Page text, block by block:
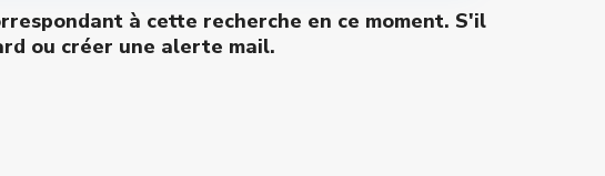
à cette recherche en ce moment. S'il
ou créer une alerte mail.